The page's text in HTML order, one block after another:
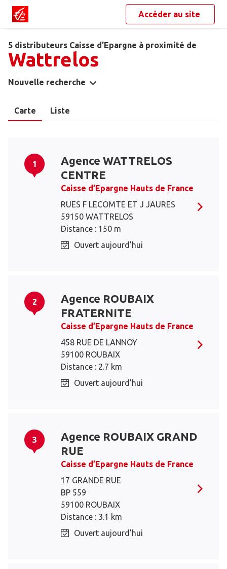
Accéder au site
5 distributeurs Caisse d’Epargne à proximité de
Wattrelos
Nouvelle recherche
Carte Liste
1
Agence WATTRELOS
CENTRE
Caisse d’Epargne Hauts de France
RUES F LECOMTE ET J JAURES
59150 WATTRELOS
Distance : 150 m
Ouvert aujourd’hui
2
Agence ROUBAIX
FRATERNITE
Caisse d’Epargne Hauts de France
458 RUE DE LANNOY
59100 ROUBAIX
Distance : 2.7 km
Ouvert aujourd’hui
3
Agence ROUBAIX GRAND
RUE
Caisse d’Epargne Hauts de France
17 GRANDE RUE
BP 559
59100 ROUBAIX
Distance : 3.1 km
Ouvert aujourd’hui